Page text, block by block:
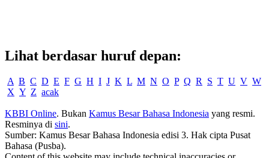
Lihat berdasar huruf depan:
A B C D E F G H I J K L M N O P Q R S T U V W
X Y Z acak
KBBI Online. Bukan Kamus Besar Bahasa Indonesia yang resmi.
Resminya di sini.
Sumber: Kamus Besar Bahasa Indonesia edisi 3. Hak cipta Pusat
Bahasa (Pusba).